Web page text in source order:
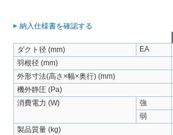
納入仕様書を確認する
ダクト径 (mm)
EA
羽根径 (mm)
外形寸法(高さ×幅×奥行) (mm)
機外静圧 (Pa)
消費電力 (W)
強
弱
製品質量 (kg)